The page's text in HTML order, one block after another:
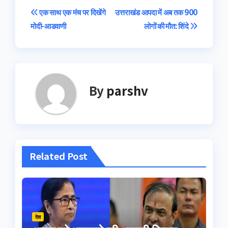
Post
navigation
उत्तराखंड आपदा में अब तक 900
लोगों की मौत: शिंदे
एक साथ एक मंच पर दिखेंगे
मोदी-आडवाणी
By parshv
Related Post
देश